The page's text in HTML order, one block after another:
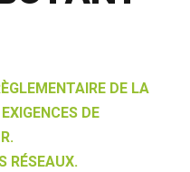
DE LA
DE
RÉSEAUX.